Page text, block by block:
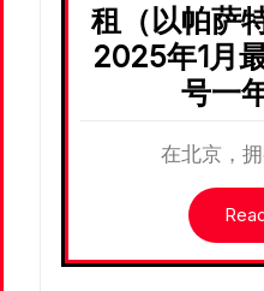
租（以帕萨
2025年1月
号一
在北京，